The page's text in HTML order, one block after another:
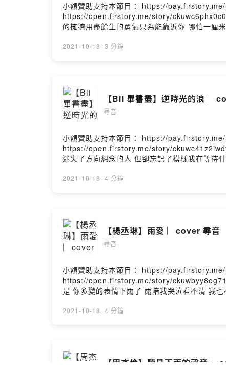
小額贊助支持本節目： https://
https://open.firstory.me/story/
的擁擠用盡餘生的勇氣只為能靠近你 哪怕一厘
的回應我喜歡你没什麼特别的原因聽夜空的流
2021-10-18 · 3 分鐘
【Bii 畢書
尋音
小額贊助支持本節目： https://
https://open.firstory.me/story/
迷失了方向想念的人 但卻忘記了模樣我在等待
亮了 雨停了 失去了 我還等著你走的路 是我想
Powered by Firstory Hosting
2021-10-18 · 4 分鐘
【楊丞琳】雨愛 ︳cover 尋音
尋音
小額贊助支持本節目： https://
https://open.firstory.me/story/
是 你多變的表情下雨了 雨陪我哭泣看不清 我
一直延續我相信我將會看到彩虹的美麗冷冷的
2021-10-18 · 4 分鐘